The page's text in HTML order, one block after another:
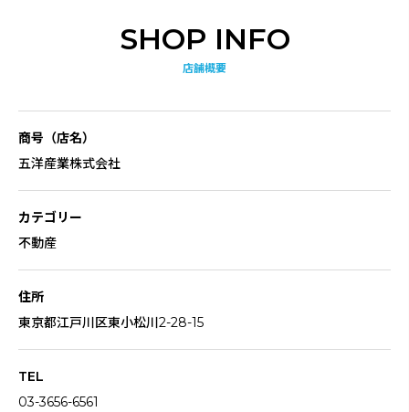
SHOP INFO
店舗概要
商号（店名）
五洋産業株式会社
カテゴリー
不動産
住所
東京都江戸川区東小松川2-28-15
TEL
03-3656-6561